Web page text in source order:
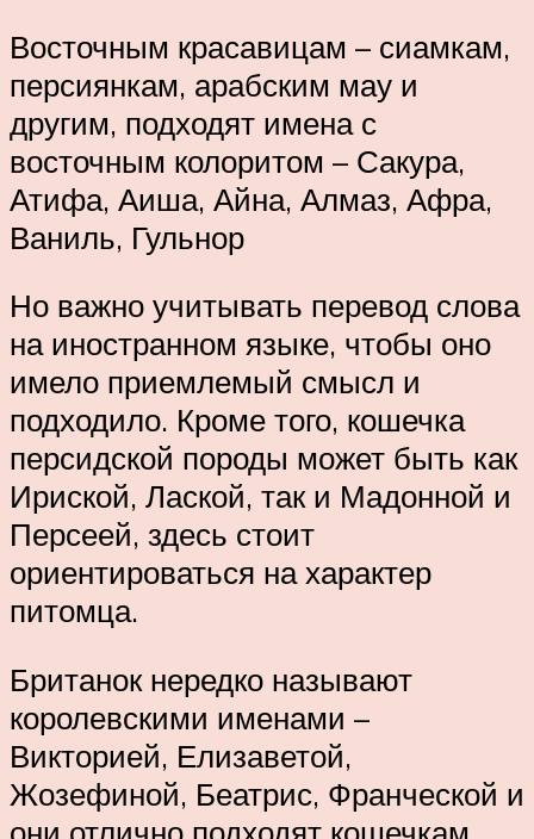
Восточным красавицам – сиамкам,
персиянкам, арабским мау и
другим, подходят имена с
восточным колоритом – Сакура,
Атифа, Аиша, Айна, Алмаз, Афра,
Ваниль, Гульнор
Но важно учитывать перевод слова
на иностранном языке, чтобы оно
имело приемлемый смысл и
подходило. Кроме того, кошечка
персидской породы может быть как
Ириской, Лаской, так и Мадонной и
Персеей, здесь стоит
ориентироваться на характер
питомца.
Британок нередко называют
королевскими именами –
Викторией, Елизаветой,
Жозефиной, Беатрис, Франческой и